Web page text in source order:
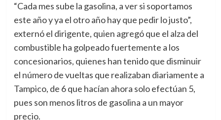
“Cada mes sube la gasolina, a ver si soportamos
este año y ya el otro año hay que pedir lo justo”,
externó el dirigente, quien agregó que el alza del
combustible ha golpeado fuertemente a los
concesionarios, quienes han tenido que disminuir
el número de vueltas que realizaban diariamente a
Tampico, de 6 que hacían ahora solo efectúan 5,
pues son menos litros de gasolina a un mayor
precio.